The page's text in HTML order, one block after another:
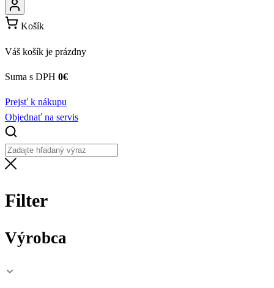
Košík
Váš košík je prázdny
Suma s DPH 0€
Prejsť k nákupu
Objednať na servis
Filter
Výrobca